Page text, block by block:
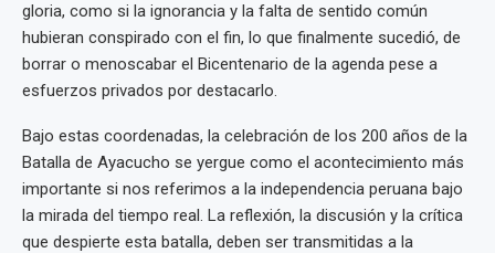
gloria, como si la ignorancia y la falta de sentido común
hubieran conspirado con el fin, lo que finalmente sucedió, de
borrar o menoscabar el Bicentenario de la agenda pese a
esfuerzos privados por destacarlo.
Bajo estas coordenadas, la celebración de los 200 años de la
Batalla de Ayacucho se yergue como el acontecimiento más
importante si nos referimos a la independencia peruana bajo
la mirada del tiempo real. La reflexión, la discusión y la crítica
que despierte esta batalla, deben ser transmitidas a la